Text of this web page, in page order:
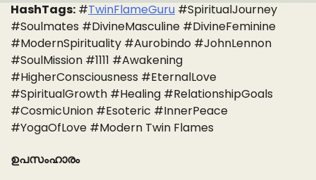
HashTags: #TwinFlameGuru #SpiritualJourney
#Soulmates #DivineMasculine #DivineFeminine
#ModernSpirituality #Aurobindo #JohnLennon
#SoulMission #1111 #Awakening
#HigherConsciousness #EternalLove
#SpiritualGrowth #Healing #RelationshipGoals
#CosmicUnion #Esoteric #InnerPeace
#YogaOfLove #Modern Twin Flames
ഉപസംഹാരം